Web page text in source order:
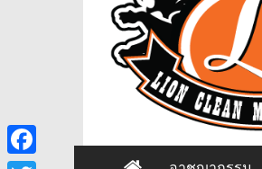
วส์
ฟรี
แลน
เซอร์